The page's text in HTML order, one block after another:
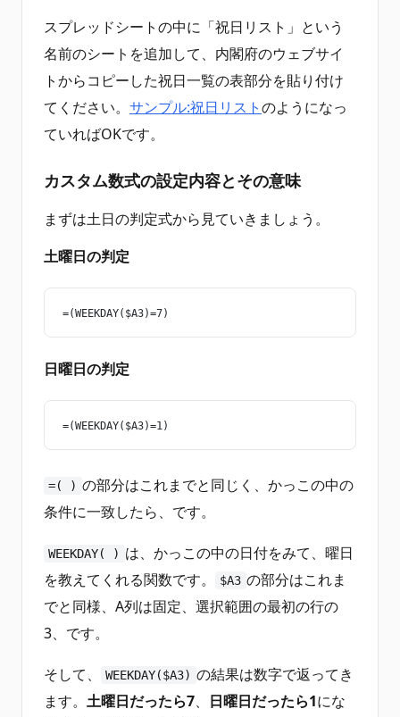
スプレッドシートの中に「祝日リスト」という
名前のシートを追加して、内閣府のウェブサイ
トからコピーした祝日一覧の表部分を貼り付け
てください。 サンプル:祝日リストのようになっ
ていればOKです。
カスタム数式の設定内容とその意味
まずは土日の判定式から見ていきましょう。
土曜日の判定
=(WEEKDAY($A3)=7)
日曜日の判定
=(WEEKDAY($A3)=1)
=( ) の部分はこれまでと同じく、かっこの中の
条件に一致したら、です。
WEEKDAY( ) は、かっこの中の日付をみて、曜日
を教えてくれる関数です。
$A3 の部分はこれま
でと同様、A列は固定、選択範囲の最初の行の
3、です。
そして、 WEEKDAY($A3) の結果は数字で返ってき
ます。 土曜日だったら7、 日曜日だったら1にな